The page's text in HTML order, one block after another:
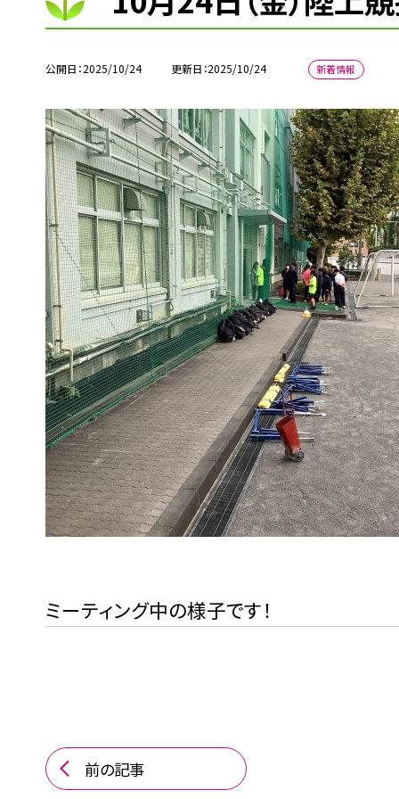
公開日 2025/10/24 更新日 2025/10/24 新着情報
ミーティング中の様子です！
前の記事